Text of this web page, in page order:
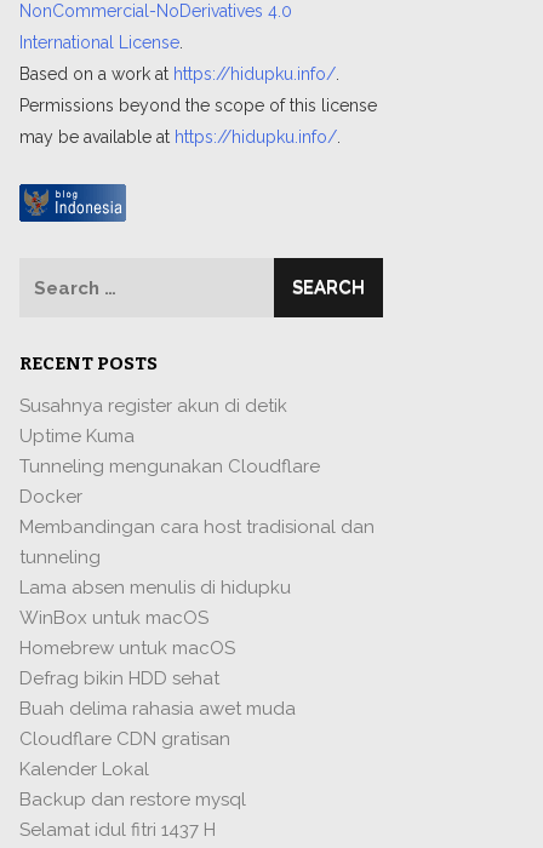
NonCommercial-NoDerivatives 4.0
International License
Based on a work at https://hidupku.info/
Permissions beyond the scope of this license
may be available at https://hidupku.info/
RECENT POSTS
Susahnya register akun di detik
Uptime Kuma
Tunneling mengunakan Cloudflare
Docker
Membandingan cara host tradisional dan
tunneling
Lama absen menulis di hidupku
WinBox untuk macOS
Homebrew untuk macOS
Defrag bikin HDD sehat
Buah delima rahasia awet muda
Cloudflare CDN gratisan
Kalender Lokal
Backup dan restore mysql
Selamat idul fitri 1437 H